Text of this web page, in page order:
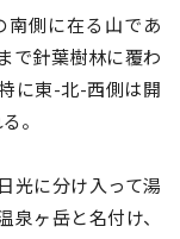
側に在る山であ
で針葉樹林に覆わ
に東-北-西側は開
。
光に分け入って湯
ヶ岳と名付け、